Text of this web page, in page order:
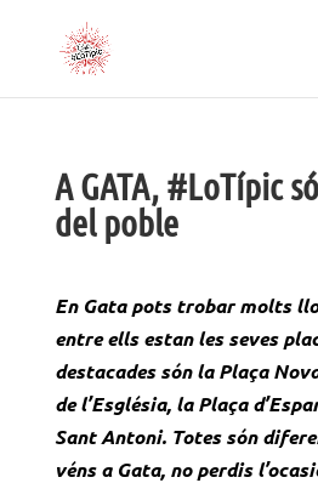
A GATA, #LoTípic
del poble
En Gata pots trobar molts
entre ells estan les seves
destacades són la Plaça
de l’Església, la Plaça
Sant Antoni. Totes són
véns a Gata, no perdis